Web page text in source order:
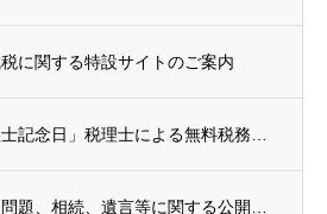
に関する特設サイトのご案内